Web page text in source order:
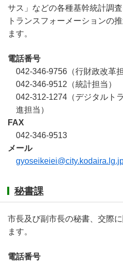
サス」などの各種基幹統計調
トランスフォーメーションの
ます。
電話番号
042-346-9756（行財政改革担
042-346-9512（統計担当）
042-312-1274（デジタルト
進担当）
FAX
042-346-9513
メール
秘書課
市長及び副市長の秘書、交際
ます。
電話番号